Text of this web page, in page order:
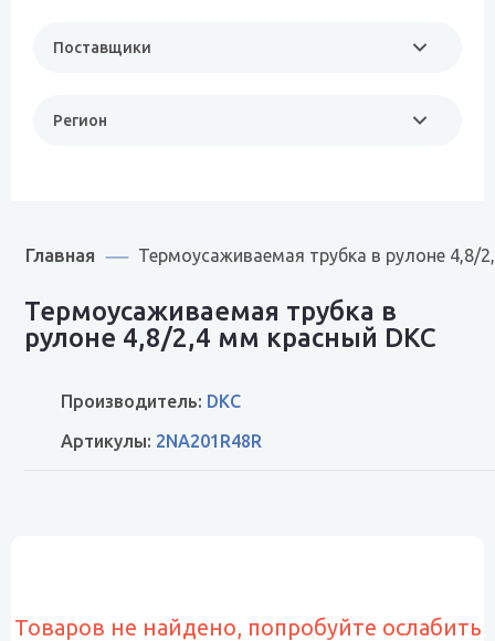
Поставщики
Регион
Главная Термоусаживаемая трубка в рулоне 4,8/
Термоусаживаемая трубка в
рулоне 4,8/2,4 мм красный DKC
Производитель: DKC
Артикулы: 2NA201R48R
Товаров не найдено, попробуйте ослабить